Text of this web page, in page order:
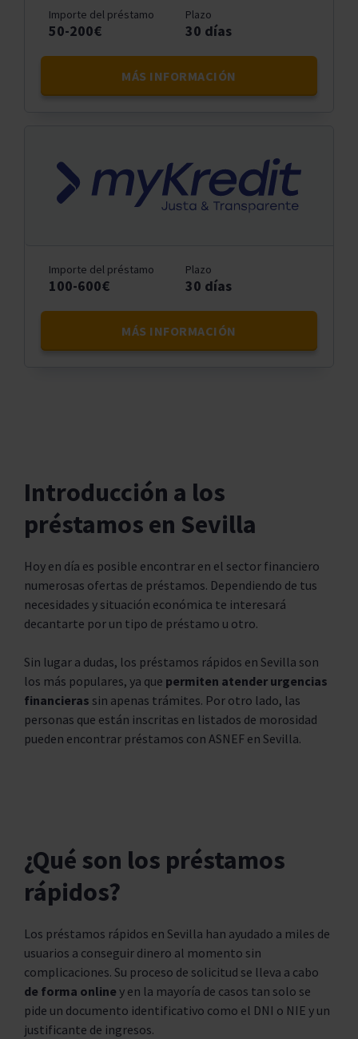
Importe del préstamo
50-200€
Plazo
30 días
MÁS INFORMACIÓN
Importe del préstamo
100-600€
Plazo
30 días
MÁS INFORMACIÓN
Introducción a los
préstamos en Sevilla
Hoy en día es posible encontrar en el sector financiero
numerosas ofertas de préstamos. Dependiendo de tus
necesidades y situación económica te interesará
decantarte por un tipo de préstamo u otro.
Sin lugar a dudas, los préstamos rápidos en Sevilla son
los más populares, ya que permiten atender urgencias
financieras sin apenas trámites. Por otro lado, las
personas que están inscritas en listados de morosidad
pueden encontrar préstamos con ASNEF en Sevilla.
¿Qué son los préstamos
rápidos?
Los préstamos rápidos en Sevilla han ayudado a miles de
usuarios a conseguir dinero al momento sin
complicaciones. Su proceso de solicitud se lleva a cabo
de forma online y en la mayoría de casos tan solo se
pide un documento identificativo como el DNI o NIE y un
justificante de ingresos.